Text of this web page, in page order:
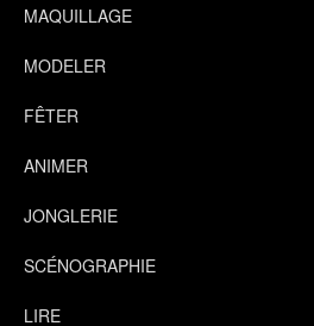
MAQUILLAGE
MODELER
FÊTER
ANIMER
JONGLERIE
SCÉNOGRAPHIE
LIRE